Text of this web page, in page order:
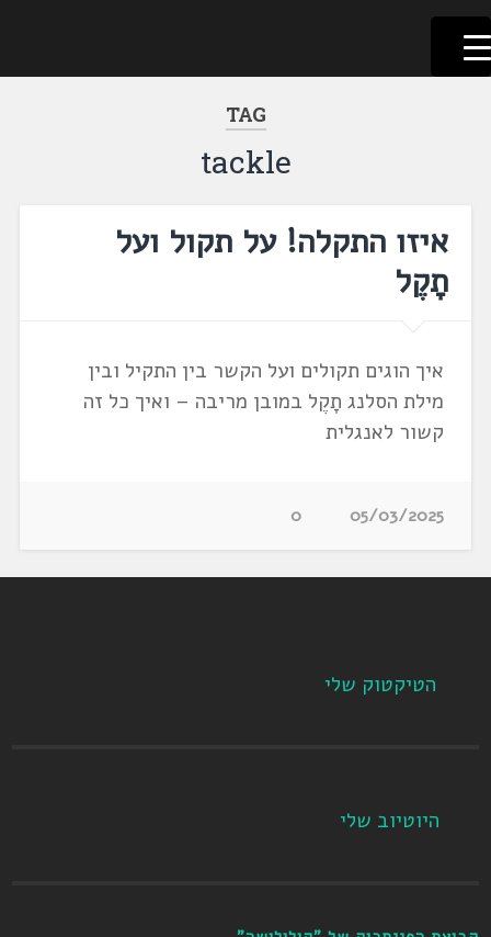
דלג
לתוכן
לשוניאדה
עברית. לשון. שפה
TAG
tackle
איזו התקלה! על תקול ועל
תָקֶל
איך הוגים תקולים ועל הקשר בין התקיל ובין
מילת הסלנג תָקֶל במובן מריבה – ואיך כל זה
קשור לאנגלית
05/03/2025
0
הטיקטוק שלי
היוטיוב שלי